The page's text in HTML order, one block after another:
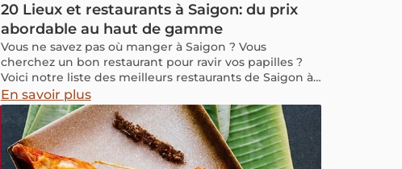
20 Lieux et restaurants à Saigon: du prix
abordable au haut de gamme
Vous ne savez pas où manger à Saigon ? Vous
cherchez un bon restaurant pour ravir vos papilles ?
Voici notre liste des meilleurs restaurants de Saigon à
essayer absolument !
En savoir plus